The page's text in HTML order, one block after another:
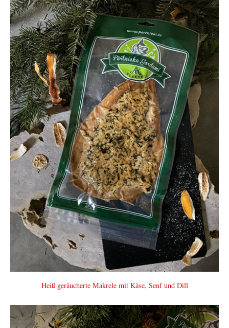
Heiß geräucherte Makrele mit Käse, Senf und Dill